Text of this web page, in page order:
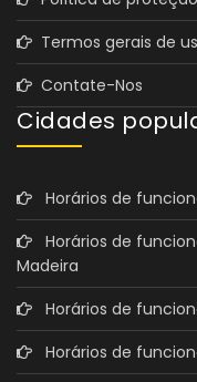
Termos gerais de
Contate-Nos
Cidades
Horários de
Horários de
Madeira
Horários de
Horários de